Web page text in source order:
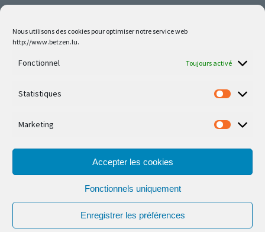
Nous utilisons des cookies pour optimiser notre service web
http://www.betzen.lu.
Fonctionnel Toujours activé
Statistiques
Marketing
Accepter les cookies
Fonctionnels uniquement
Enregistrer les préférences
Follow us on social media